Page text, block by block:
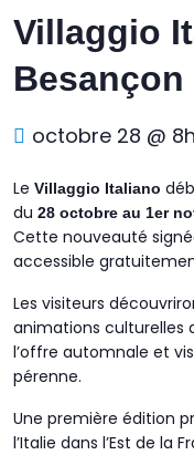
Villaggio
Besançon
octobre 28 @
Le Villaggio Italiano
du 28 octobre au 1er
Cette nouveauté
accessible
Les visiteurs
animations culturelles
l’offre automnale et
pérenne.
Une première édition
l’Italie dans l’Est de la